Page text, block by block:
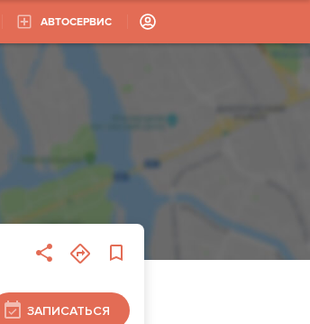
АВТОСЕРВИС
ЗАПИСАТЬСЯ